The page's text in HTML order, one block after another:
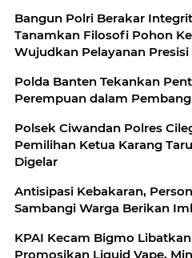
Bangun Polri Berakar
Tanamkan Filosofi Pohon
Wujudkan Pelayanan Presisi
Polda Banten Tekankan
Perempuan dalam
Polsek Ciwandan Polres
Pemilihan Ketua Karang
Digelar
Antisipasi Kebakaran,
Sambangi Warga Berikan
KPAI Kecam Bigmo
Promosikan Liquid Vape,